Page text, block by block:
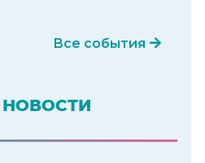
Все события